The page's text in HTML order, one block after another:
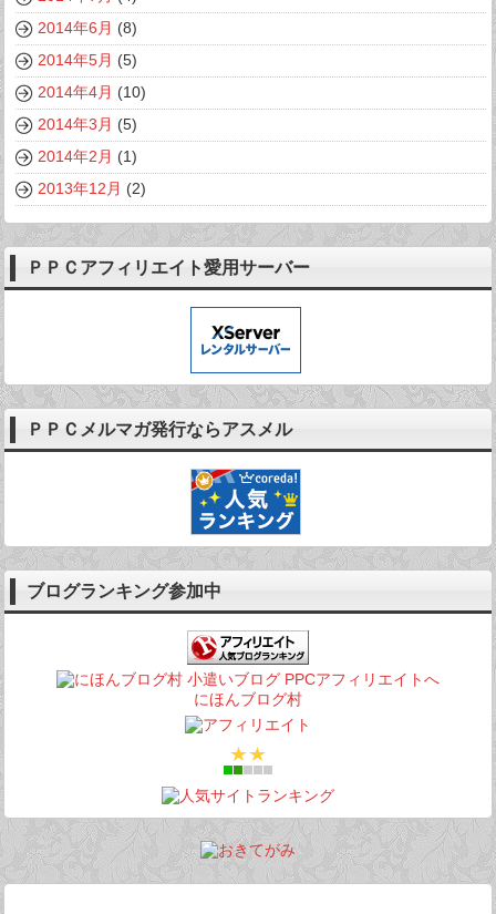
2014年6月 (8)
2014年5月 (5)
2014年4月 (10)
2014年3月 (5)
2014年2月 (1)
2013年12月 (2)
ＰＰＣアフィリエイト愛用サーバー
ＰＰＣメルマガ発行ならアスメル
ブログランキング参加中
にほんブログ村